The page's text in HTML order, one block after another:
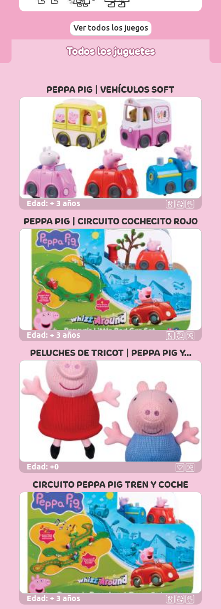
Ver todos los juegos
Todos los juguetes
PEPPA PIG | VEHÍCULOS SOFT
Edad: + 3 años
PEPPA PIG | CIRCUITO COCHECITO ROJO
Edad: + 3 años
PELUCHES DE TRICOT | PEPPA PIG Y...
Edad: +0
CIRCUITO PEPPA PIG TREN Y COCHE
Edad: + 3 años